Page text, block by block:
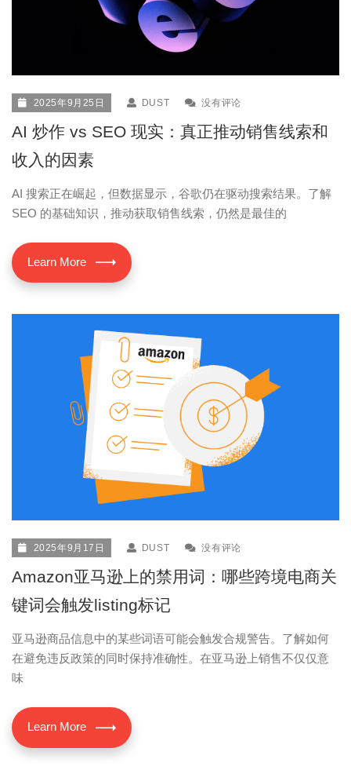
2025年9月25日 DUST 没有评论
AI 炒作 vs SEO 现实：真正推动销售线索和
收入的因素
AI 搜索正在崛起，但数据显示，谷歌仍在驱动搜索结果。了解
SEO 的基础知识，推动获取销售线索，仍然是最佳的
Learn More
2025年9月17日 DUST 没有评论
Amazon亚马逊上的禁用词：哪些跨境电商关
键词会触发listing标记
亚马逊商品信息中的某些词语可能会触发合规警告。了解如何
在避免违反政策的同时保持准确性。在亚马逊上销售不仅仅意
味
Learn More